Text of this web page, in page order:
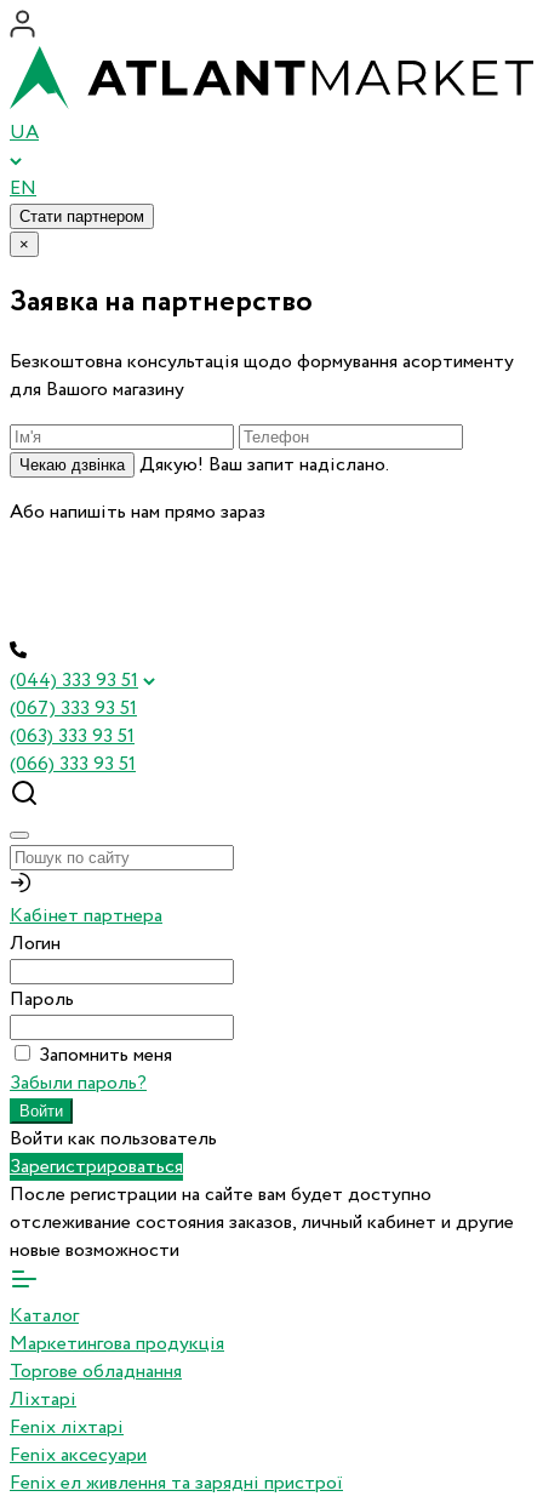
UA
EN
Стати партнером
×
Заявка на партнерство
Безкоштовна консультація щодо формування асортименту
для Вашого магазину
Чекаю дзвінка
Дякую! Ваш запит надіслано.
Або напишіть нам прямо зараз
(044) 333 93 51
(067) 333 93 51
(063) 333 93 51
(066) 333 93 51
Кабінет партнера
Логин
Пароль
Запомнить меня
Забыли пароль?
Войти как пользователь
Зарегистрироваться
После регистрации на сайте вам будет доступно
отслеживание состояния заказов, личный кабинет и другие
новые возможности
Каталог
Маркетингова продукція
Торгове обладнання
Ліхтарі
Fenix ліхтарі
Fenix аксесуари
Fenix ел живлення та зарядні пристрої